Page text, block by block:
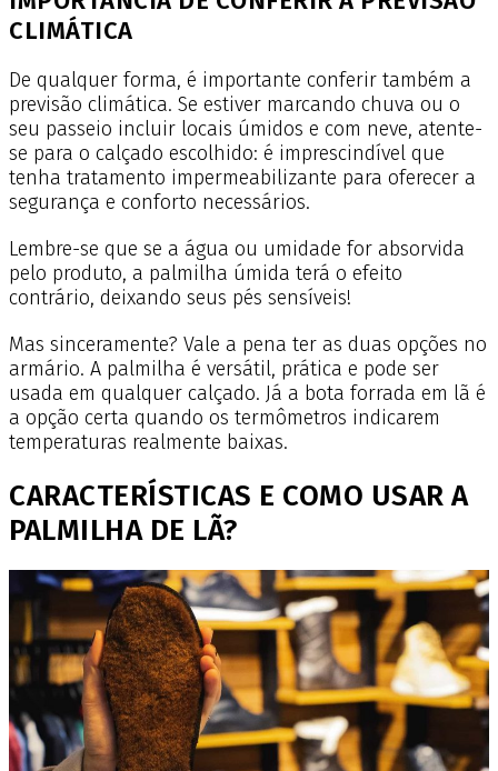
CLIMÁTICA
De qualquer forma, é importante conferir também a
previsão climática. Se estiver marcando chuva ou o
seu passeio incluir locais úmidos e com neve, atente-
se para o calçado escolhido: é imprescindível que
tenha tratamento impermeabilizante para oferecer a
segurança e conforto necessários.
Lembre-se que se a água ou umidade for absorvida
pelo produto, a palmilha úmida terá o efeito
contrário, deixando seus pés sensíveis!
Mas sinceramente? Vale a pena ter as duas opções no
armário. A palmilha é versátil, prática e pode ser
usada em qualquer calçado. Já a bota forrada em lã é
a opção certa quando os termômetros indicarem
temperaturas realmente baixas.
CARACTERÍSTICAS E COMO USAR A
PALMILHA DE LÃ?